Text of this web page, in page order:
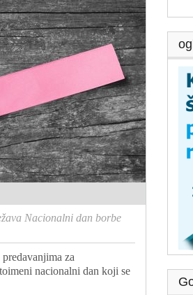
Nacionalni dan borbe
za
nacionalni dan koji se